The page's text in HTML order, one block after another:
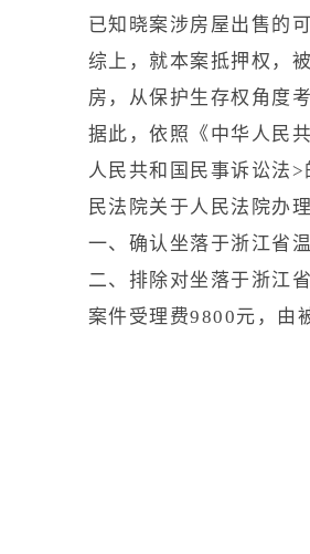
已知晓案涉房屋出售的可
综上，就本案抵押权，
房，从保护生存权角度
据此，依照《中华人民
人民共和国民事诉讼法
民法院关于人民法院办
一、确认坐落于浙江省
二、排除对坐落于浙江
案件受理费9800元，由